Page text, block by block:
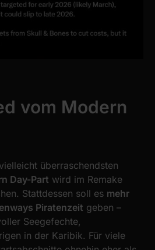
vom Modern
überraschendsten
Day-Part wird im Remake
Stattdessen soll es mehr
Piratenzeit geben –
Seegefechte,
in der Karibik. Für viele